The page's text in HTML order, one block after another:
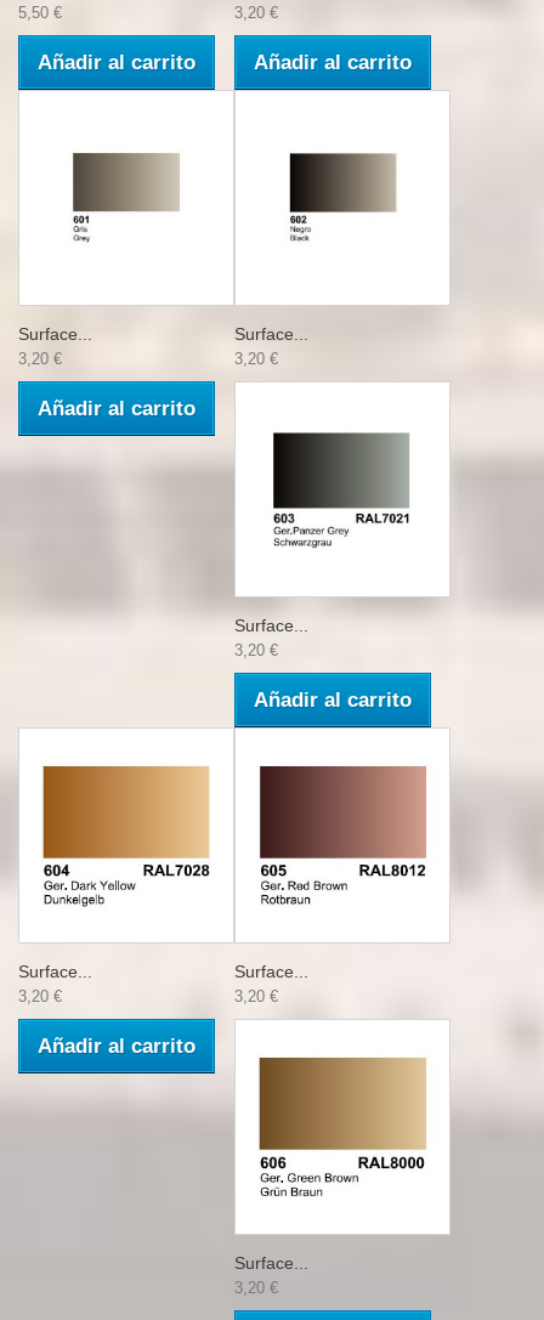
5,50 €
Añadir al carrito
3,20 €
Añadir al carrito
Surface...
3,20 €
Añadir al carrito
Surface...
3,20 €
Surface...
3,20 €
Añadir al carrito
Surface...
3,20 €
Añadir al carrito
Surface...
3,20 €
Surface...
3,20 €